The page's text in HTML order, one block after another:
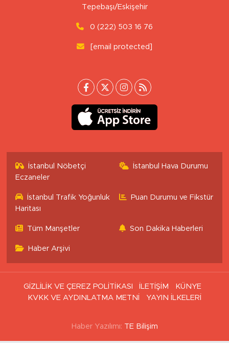
Tepebaşı/Eskişehir
0 (222) 503 16 76
[email protected]
İstanbul Nöbetçi
Eczaneler
İstanbul Hava Durumu
İstanbul Trafik Yoğunluk
Haritası
Puan Durumu ve Fikstür
Tüm Manşetler Son Dakika Haberleri
Haber Arşivi
GİZLİLİK VE ÇEREZ POLİTİKASI İLETİŞİM
KÜNYE
KVKK VE AYDINLATMA METNİ
YAYIN İLKELERİ
Haber Yazılımı: TE Bilişim